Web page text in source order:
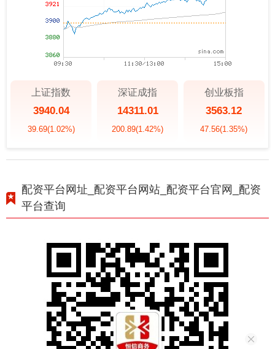
上证指数
3940.04
39.69(1.02%)
深证成指
14311.01
200.89(1.42%)
创业板指
3563.12
47.56(1.35%)
配资平台网址_配资平台网站_配资平台官网_配资
平台查询